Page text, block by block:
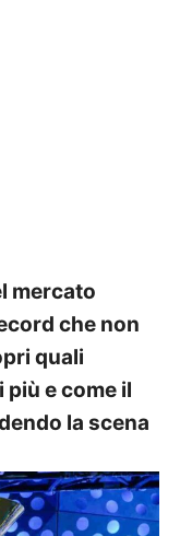
mercato
che non
quali
e come il
la scena